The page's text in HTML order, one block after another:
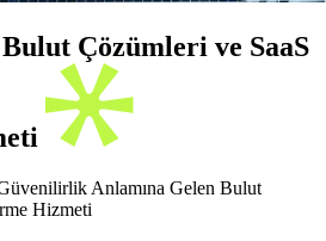
Çözümleri ve SaaS
Anlamına Gelen Bulut
Hizmeti